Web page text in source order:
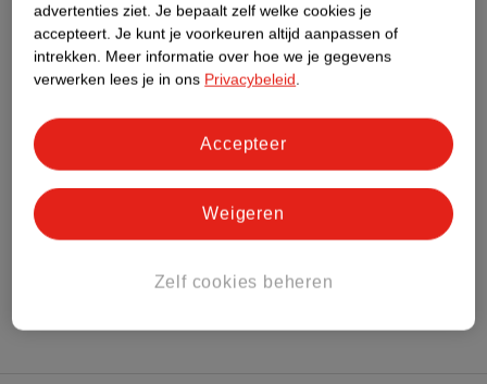
Dit product heeft (nog) geen Nature
Impact Score.
Meer informatie
Bestel & Bezorginformatie
Bekijk ook
Hoe controleren wij de reviews?
advertenties ziet. Je bepaalt zelf welke cookies je
accepteert. Je kunt je voorkeuren altijd aanpassen of
intrekken. Meer informatie over hoe we je gegevens
verwerken lees je in ons Privacybeleid.
Zelf cookies beheren
Weigeren
Accepteer